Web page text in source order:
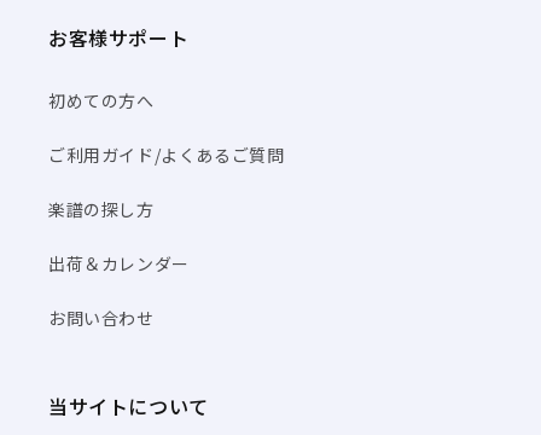
お客様サポート
初めての方へ
ご利用ガイド/よくあるご質問
楽譜の探し方
出荷＆カレンダー
お問い合わせ
当サイトについて